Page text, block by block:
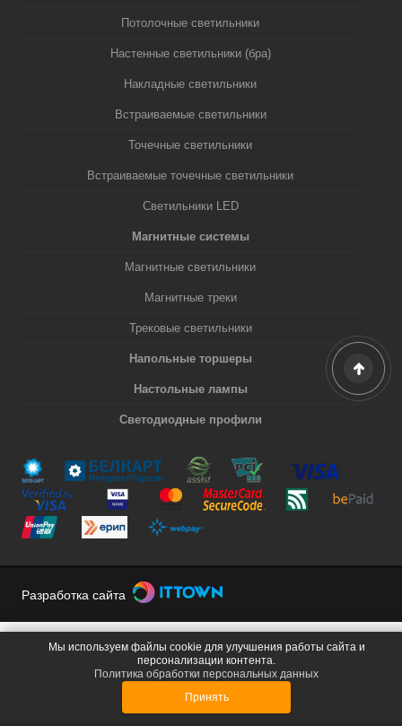
Потолочные светильники
Настенные светильники (бра)
Накладные светильники
Встраиваемые светильники
Точечные светильники
Встраиваемые точечные светильники
Светильники LED
Магнитные системы
Магнитные светильники
Магнитные треки
Трековые светильники
Напольные торшеры
Настольные лампы
Светодиодные профили
Разработка сайта
Мы используем файлы cookie для улучшения работы сайта и
персонализации контента.
Политика обработки персональных данных
Принять